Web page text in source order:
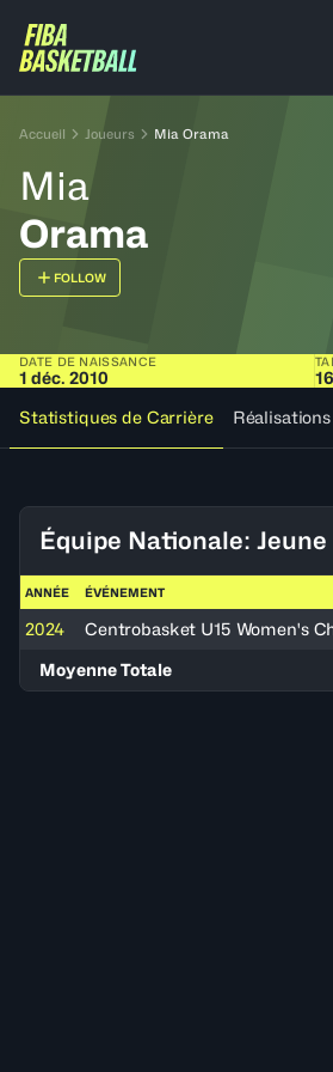
Accueil Joueurs Mia Orama
Mia
Orama
FOLLOW
DATE DE NAISSANCE
1 déc. 2010
Statistiques de Carrière
Réalisations
Équipe Nationale: Jeune
ANNÉE ÉVÉNEMENT
2024 Centrobasket U15 Women's
Moyenne Totale